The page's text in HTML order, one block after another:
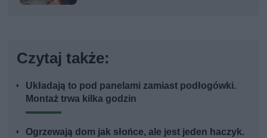
Czytaj także:
Układają to pod panelami zamiast podłogówki.
Montaż trwa kilka godzin
Ogrzewają dom jak słońce, ale jest jeden haczyk.